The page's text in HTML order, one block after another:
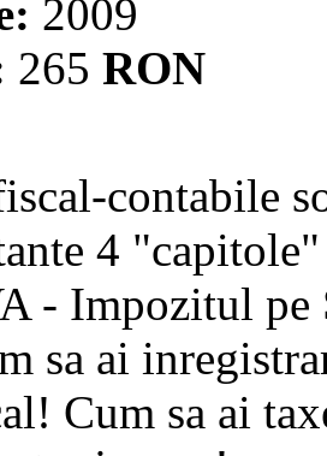
2009
265 RON
contabile
4
- Impozitul pe
sa ai
Cum sa ai